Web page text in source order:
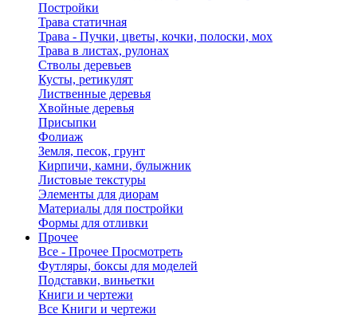
Постройки
Трава статичная
Трава - Пучки, цветы, кочки, полоски, мох
Трава в листах, рулонах
Стволы деревьев
Кусты, ретикулят
Лиственные деревья
Хвойные деревья
Присыпки
Фолиаж
Земля, песок, грунт
Кирпичи, камни, булыжник
Листовые текстуры
Элементы для диорам
Материалы для постройки
Формы для отливки
Прочее
Все - Прочее Просмотреть
Футляры, боксы для моделей
Подставки, виньетки
Книги и чертежи
Все Книги и чертежи